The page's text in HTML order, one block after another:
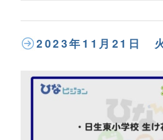
2023年11月21日